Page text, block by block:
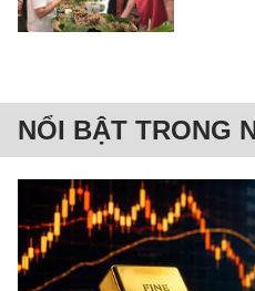
NỔI BẬT TRONG